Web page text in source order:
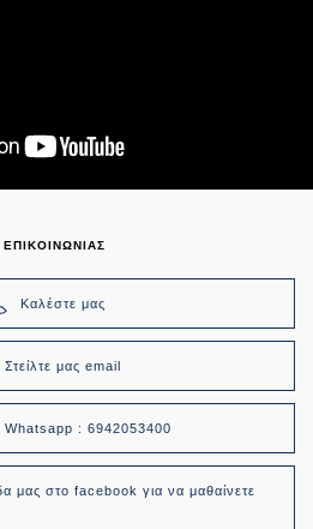
Καλέστε μας
Στείλτε μας email
Whatsapp : 6942053400
μας στο facebook για να μαθαίνετε